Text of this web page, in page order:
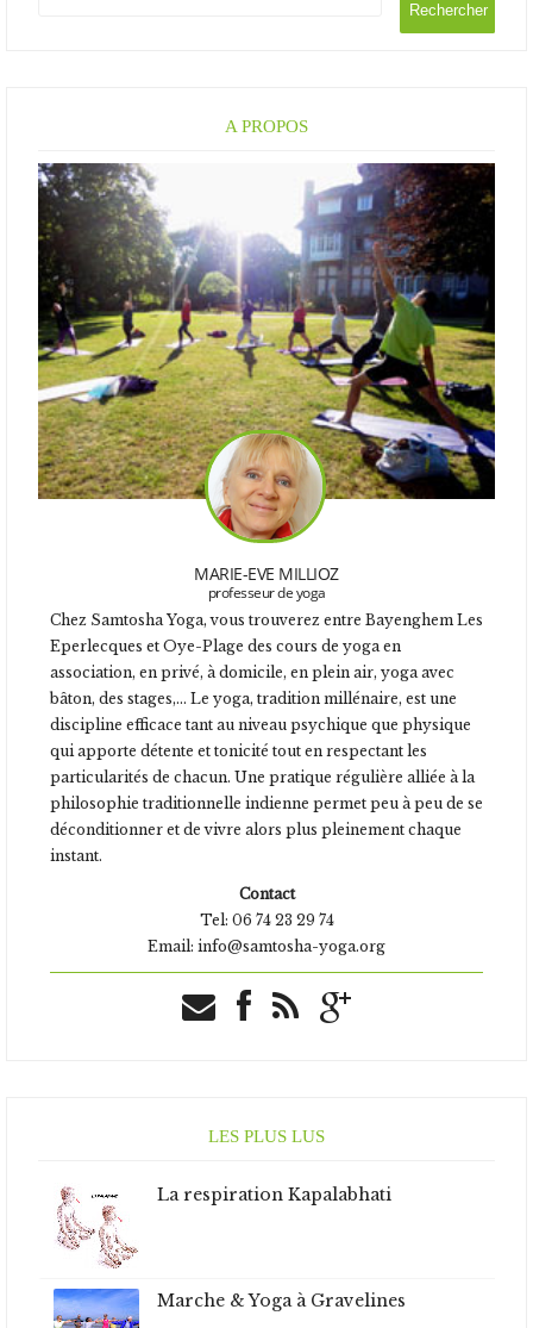
A PROPOS
MARIE-EVE MILLIOZ
professeur de yoga
Chez Samtosha Yoga, vous trouverez entre Bayenghem Les
Eperlecques et Oye-Plage des cours de yoga en
association, en privé, à domicile, en plein air, yoga avec
bâton, des stages,... Le yoga, tradition millénaire, est une
discipline efficace tant au niveau psychique que physique
qui apporte détente et tonicité tout en respectant les
particularités de chacun. Une pratique régulière alliée à la
philosophie traditionnelle indienne permet peu à peu de se
déconditionner et de vivre alors plus pleinement chaque
instant.
Contact
Tel: 06 74 23 29 74
Email: info@samtosha-yoga.org
LES PLUS LUS
La respiration Kapalabhati
Marche & Yoga à Gravelines